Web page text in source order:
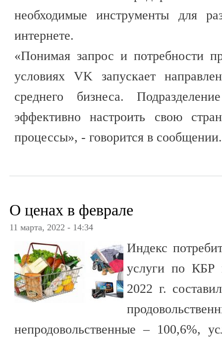
необходимые инструменты для
интернете.
«Понимая запрос и потребности
условиях VK запускает
среднего бизнеса.
эффективно настроить свою
процессы», - говорится в сообщении.
О ценах в феврале
11 марта, 2022 - 14:34
Индекс
услуги по КБР
2022 г.
непродовольственные – 100,6%,